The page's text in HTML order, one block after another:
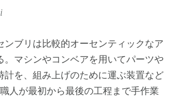
ブリは比較的オーセンティックなア
。マシンやコンベアを用いてパーツや
計を、組み上げのために運ぶ装置など
人が最初から最後の工程まで手作業